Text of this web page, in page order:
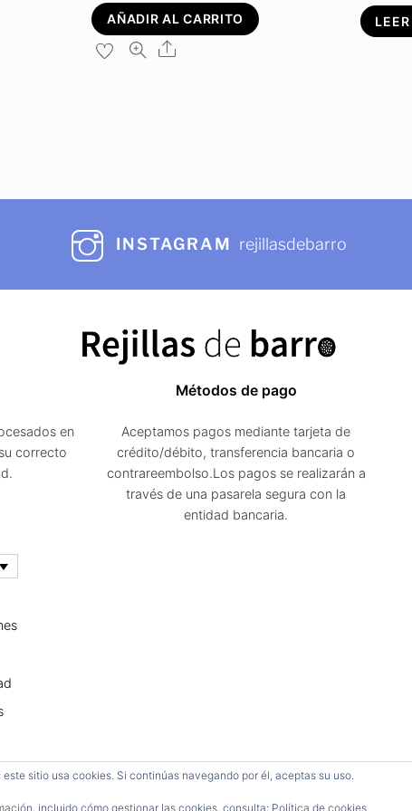
AÑADIR AL CARRITO
Share
INSTAGRAM rejillasdebarro
en
correcto
Métodos de pago
Aceptamos pagos mediante tarjeta de
crédito/débito, transferencia bancaria o
contrareembolso.Los pagos se realizarán a
través de una pasarela segura con la
entidad bancaria.
sitio usa cookies. Si continúas navegando por él, aceptas su uso.
incluido cómo gestionar las cookies, consulta: Política de cookies
Todos los derechos reservados.
Página diseñada por Néstor Javier Oubiña Arriaga.